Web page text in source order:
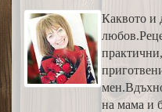
Каквото и
на мама и